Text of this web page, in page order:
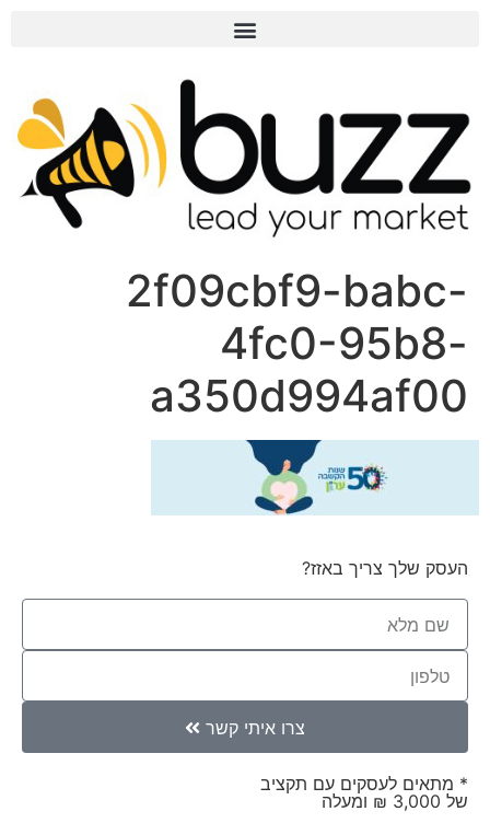
2f09cbf9-babc-
4fc0-95b8-
a350d994af00
העסק שלך צריך באזז?
צרו איתי קשר
* מתאים לעסקים עם תקציב
של 3,000 ₪ ומעלה